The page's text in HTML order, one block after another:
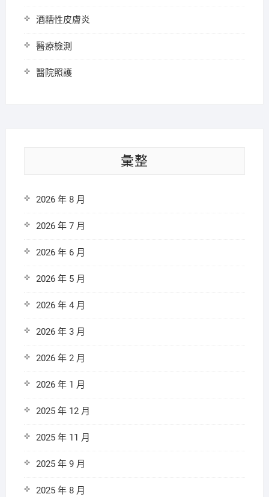
酒糟性皮膚炎
醫療檢測
醫院照護
彙整
2026 年 8 月
2026 年 7 月
2026 年 6 月
2026 年 5 月
2026 年 4 月
2026 年 3 月
2026 年 2 月
2026 年 1 月
2025 年 12 月
2025 年 11 月
2025 年 9 月
2025 年 8 月